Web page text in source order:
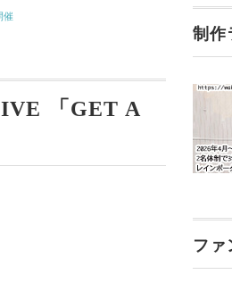
催
「GET A
制作
ファ